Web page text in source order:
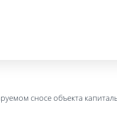
сносе объекта